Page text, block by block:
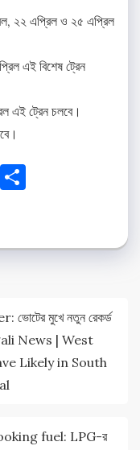
২২ এপ্রিল ও ২৫ এপ্রিল
এই বিশেষ ট্রেন
এই ট্রেন চলবে।
Message
মুখে নতুন রেকর্ড
News | West
Likely in South
fuel: LPG-র